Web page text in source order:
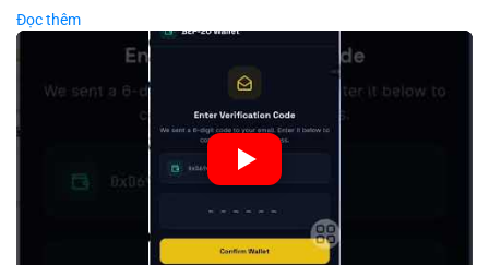
điểm phù hợp. Khi hoàn thành, USDT lưu trữ an toàn trong ví
BSC, có thể chuyển sang các nền tảng khác hoặc bán. Hướng
dẫn chi tiết giúp người mới tránh sai lầm và tối ưu chi phí.
🎥 Xem video trực tiếp tại:
Đọc thêm